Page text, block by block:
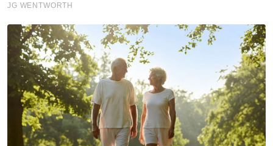
Nasional
JMD 2026 perkasa rakyat ke
arah negara AI
Nasional
Isu import udang Thailand
dijangka selesai pertengahan